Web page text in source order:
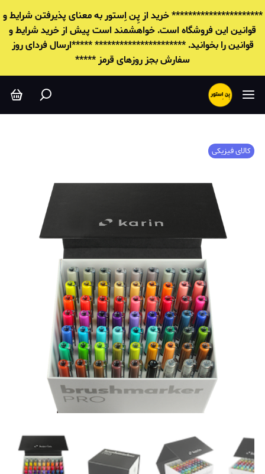
********************** خرید از پِن اِستور به معنای پذیرفتن شرایط و
قوانين این فروشگاه است. خواهشمند است پیش از خرید شرایط و
قوانين را بخوانید. ********************** *****ارسال فردای روز
سفارش بجز روزهای قرمز *****
کالای فیزیکی